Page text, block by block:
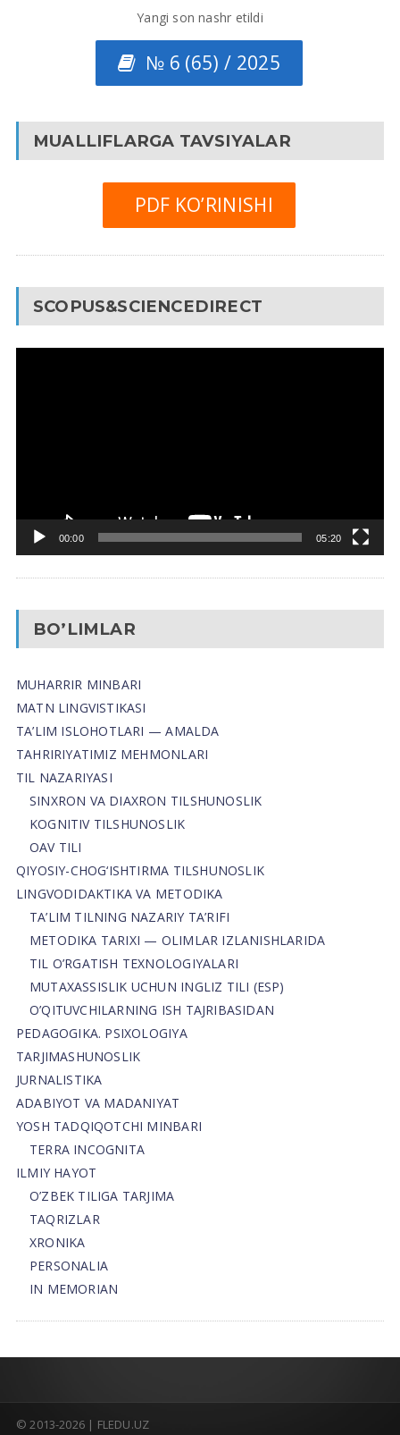
Yangi son nashr etildi
№ 6 (65) / 2025
MUALLIFLARGA TAVSIYALAR
PDF KO’RINISHI
SCOPUS&SCIENCEDIRECT
00:00 05:20
BO’LIMLAR
MUHARRIR MINBARI
MATN LINGVISTIKASI
TA’LIM ISLOHOTLARI — AMALDA
TAHRIRIYATIMIZ MEHMONLARI
TIL NAZARIYASI
SINXRON VA DIAXRON TILSHUNOSLIK
KOGNITIV TILSHUNOSLIK
OAV TILI
QIYOSIY-CHOG‘ISHTIRMA TILSHUNOSLIK
LINGVODIDAKTIKA VA METODIKA
TA’LIM TILNING NAZARIY TA’RIFI
METODIKA TARIXI — OLIMLAR IZLANISHLARIDA
TIL O’RGATISH TEXNOLOGIYALARI
MUTAXASSISLIK UCHUN INGLIZ TILI (ESP)
O’QITUVCHILARNING ISH TAJRIBASIDAN
PEDAGOGIKA. PSIXOLOGIYA
TARJIMASHUNOSLIK
JURNALISTIKA
ADABIYOT VA MADANIYAT
YOSH TADQIQOTCHI MINBARI
TERRA INCOGNITA
ILMIY HAYOT
O’ZBEK TILIGA TARJIMA
TAQRIZLAR
XRONIKA
PERSONALIA
IN MEMORIAN
© 2013-2026 | FLEDU.UZ